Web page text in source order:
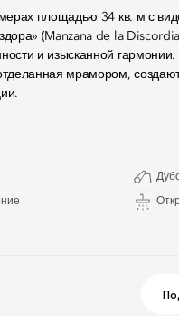
площадью 34 кв. м с
(Manzana de la
и изысканной
мрамором,